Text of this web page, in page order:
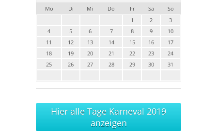
Mo Di Mi Do Fr Sa
So
1
2
3
4
5 6 7 8 9
10
11
12 13 14 15 16
17
18
19 20 21 22 23
24
25
26 27 28 29 30 31
Hier alle Tage Karneval 2019
anzeigen